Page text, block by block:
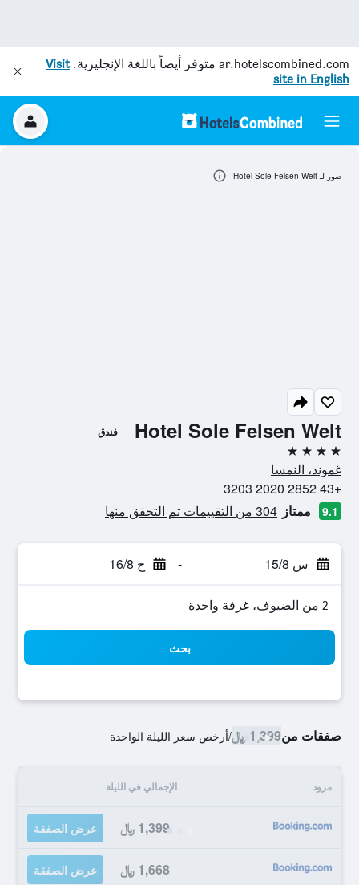
ar.hotelscombined.com متوفر أيضاً باللغة الإنجليزية.Visit
site in English
Hotel Sole Felsen Welt فندق
4 نجوم
غموند، النمسا
+43 2852 2020 3203
9.1 ممتاز 304 من التقييمات تم التحقق منها
س 15/8 - ح 16/8
2 من الضيوف، غرفة واحدة
بحث
صفقات من1,399 ﷼ /أرخص سعر الليلة الواحدة
مزود الإجمالي في الليلة
1,399 ﷼ عرض الصفقة
1,668 ﷼ عرض الصفقة
صور لـ Hotel Sole Felsen Welt